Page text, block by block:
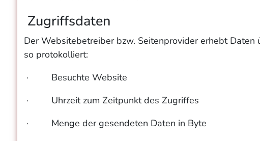
Zugriffsdaten
Der Websitebetreiber bzw. Seitenprovider erhebt
so protokolliert:
· Besuchte Website
· Uhrzeit zum Zeitpunkt des Zugriffes
· Menge der gesendeten Daten in Byte